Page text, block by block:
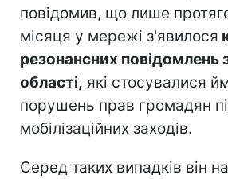
повідомив, що лише
місяця у мережі з'явилося
резонансних повідомлень
області, які стосувалися
порушень прав громадян
мобілізаційних заходів.
Серед таких випадків він